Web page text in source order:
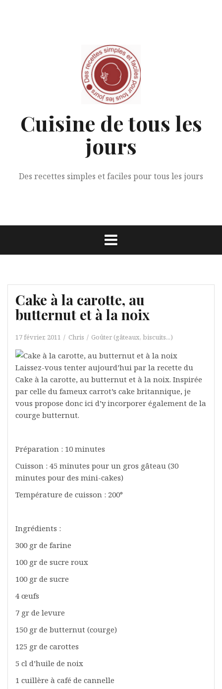
Cuisine de tous les
jours
Des recettes simples et faciles pour tous les jours
Cake à la carotte, au
butternut et à la noix
17 février, 2011 Chris Goûter (gâteaux, biscuits...)
Laissez-vous tenter aujourd’hui par la recette du
Cake à la carotte, au butternut et à la noix. Inspirée
par celle du fameux carrot’s cake britannique, je
vous propose donc ici d’y incorporer également de la
courge butternut.
Préparation : 10 minutes
Cuisson : 45 minutes pour un gros gâteau (30
minutes pour des mini-cakes)
Température de cuisson : 200°
Ingrédients :
300 gr de farine
100 gr de sucre roux
100 gr de sucre
4 œufs
7 gr de levure
150 gr de butternut (courge)
125 gr de carottes
5 cl d’huile de noix
1 cuillère à café de cannelle